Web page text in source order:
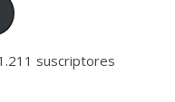
suscriptores